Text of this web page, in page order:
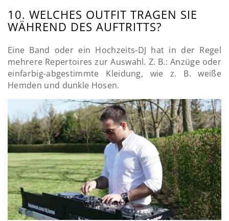
10. WELCHES OUTFIT TRAGEN SIE
WÄHREND DES AUFTRITTS?
Eine Band oder ein Hochzeits-DJ hat in der Regel
mehrere Repertoires zur Auswahl. Z. B.: Anzüge oder
einfarbig-abgestimmte Kleidung, wie z. B. weiße
Hemden und dunkle Hosen.